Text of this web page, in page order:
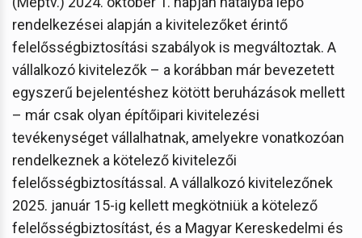
rendelkezései alapján a kivitelezőket érintő
felelősségbiztosítási szabályok is megváltoztak. A
vállalkozó kivitelezők – a korábban már bevezetett
egyszerű bejelentéshez kötött beruházások mellett
– már csak olyan építőipari kivitelezési
tevékenységet vállalhatnak, amelyekre vonatkozóan
rendelkeznek a kötelező kivitelezői
felelősségbiztosítással. A vállalkozó kivitelezőnek
2025. január 15-ig kellett megkötniük a kötelező
felelősségbiztosítást, és a Magyar Kereskedelmi és